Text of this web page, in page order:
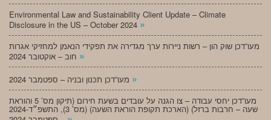
Environmental Law and Sustainability Client Update – Climate
Disclosure in the US – October 2024 »
מעו”דכן שוק הון – רשות ניירות ערך מגדירה את תפקידי הנאמן למחזיקי אגרות
»
»
מעו”דכן יחסי עבודה – צו הגנה על עובדים בשעת חירום (תיקון מס’ 5 והוראת
שעה – חרבות ברזל) (הארכת תקופת הוראת השעה) (מס’ 3), התשפ״ד-2024